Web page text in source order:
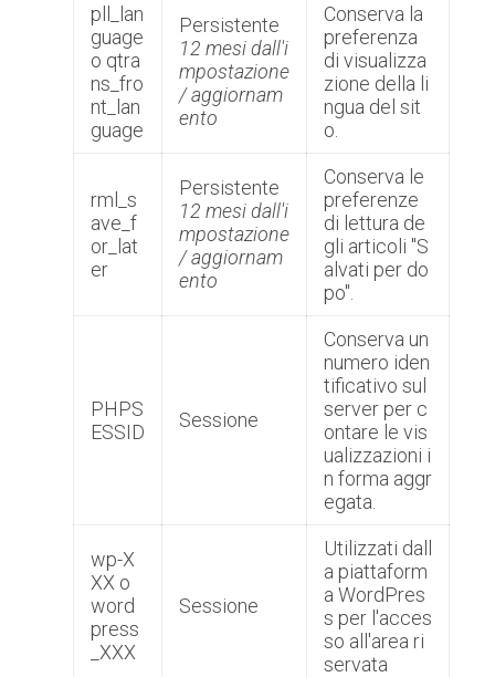
pll_lan
guage
o qtra
ns_fro
nt_lan
guage
Persistente
12 mesi dall'i
mpostazione
/ aggiornam
ento
Conserva la
preferenza
di visualizza
zione della li
ngua del sit
o.
rml_s
ave_f
or_lat
er
Persistente
12 mesi dall'i
mpostazione
/ aggiornam
ento
Conserva le
preferenze
di lettura de
gli articoli "S
alvati per do
po".
PHPS
ESSID
Sessione
Conserva un
numero iden
tificativo sul
server per c
ontare le vis
ualizzazioni i
n forma aggr
egata.
wp-X
XX o
word
press
_XXX
Sessione
Utilizzati dall
a piattaform
a WordPres
s per l'acces
so all'area ri
servata